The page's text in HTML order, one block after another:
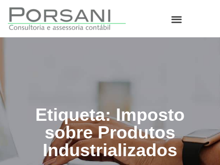
Etiqueta: Imposto
sobre Produtos
Industrializados